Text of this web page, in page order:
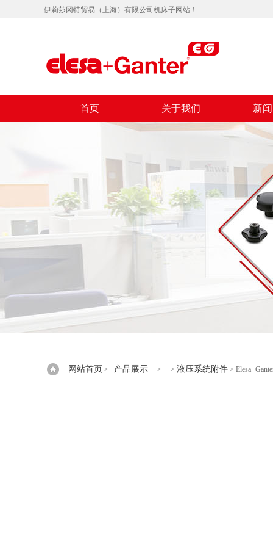
伊莉莎冈特贸易（上海）有限公司机床子网站！
首页 关于我们 新
网站首页 > 产品展示 > > 液压系统附件 >